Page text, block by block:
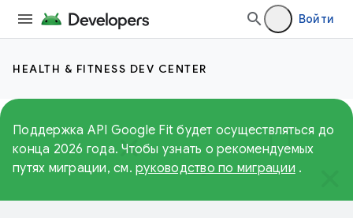
Войти
HEALTH & FITNESS DEV CENTER
Поддержка API Google Fit будет осуществляться до
конца 2026 года. Чтобы узнать о рекомендуемых
путях миграции, см. руководство по миграции .